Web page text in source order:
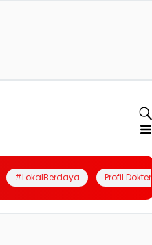
#LokalBerdaya Profil Dokter